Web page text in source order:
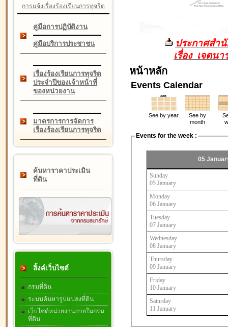
การแจ้งเรื่องร้องเรียนการทุจริต
คู่มือการปฏิบัติงาน
คู่มือบริการประชาชน
เรื่องร้องเรียนการทุจริต
ประจำปีของเจ้าหน้าที่
ของหน่วยงาน
มาตรการการจัดการ
เรื่องร้องเรียนการทุจริต
ค้นหาราคาประเมิน
ที่ดิน
ลิ้งค์เว็บไซต์
กรมที่ดิน
ระบบค้นหารูปแปลงที่ดิน
เว็บไซต์หน่วยงานภายในกรม
ที่ดิน
ประกาศสำ
เรื่อง เจตน
หน้าหลัก
Events Calendar
See by year
See by
month
Events for the week :
05
Sunday
05 January
Monday
06 January
Tuesday
07 January
Wednesday
08 January
Thursday
09 January
Friday
10 January
Saturday
11 January